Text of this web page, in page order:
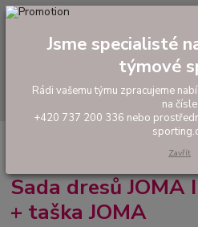
tel: +420 737 200 336
Akční sady dresů
Sada dresů JOMA
+ taška JOMA
Jsme specialisté
týmové
Rádi vašemu týmu zpracujeme
na čísle
+420 737 200 336 nebo
Zavřít